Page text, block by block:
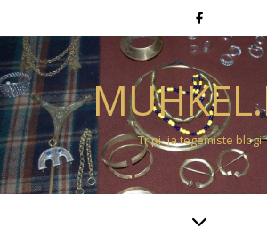
Tripi- ja tegemiste blogi